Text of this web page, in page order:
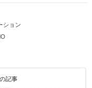
ション
記事